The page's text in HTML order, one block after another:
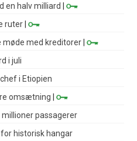
en halv milliard
|
ruter |
med kreditorer |
i juli
i Etiopien
omsætning |
passagerer
historisk hangar